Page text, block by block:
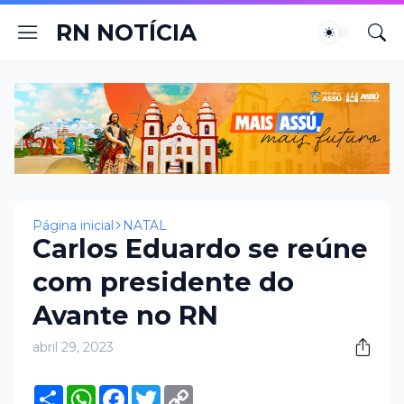
RN NOTÍCIA
Página inicial NATAL
Carlos Eduardo se reúne
com presidente do
Avante no RN
abril 29, 2023
S
W
F
T